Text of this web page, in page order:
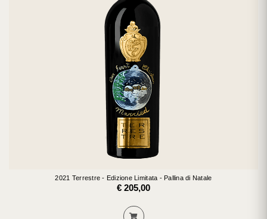
2021 Terrestre - Edizione Limitata - Pallina di Natale
€ 205,00